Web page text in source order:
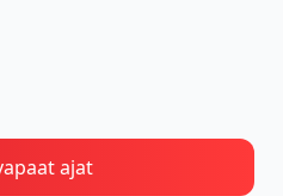
ajat